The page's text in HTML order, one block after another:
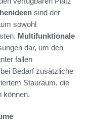
sind der
sowohl
Multifunktionale
dar, um den
fallen
Bedarf zusätzliche
Stauraum, die
können.